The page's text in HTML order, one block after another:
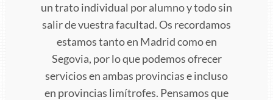
un trato individual por alumno y todo sin
salir de vuestra facultad. Os recordamos
estamos tanto en Madrid como en
Segovia, por lo que podemos ofrecer
servicios en ambas provincias e incluso
en provincias limítrofes. Pensamos que